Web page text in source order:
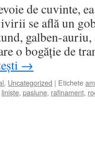
de cuvinte,
se află un
galben-
o bogăție de
→
, Uncategorized | Etichete
liniște, pasiune, rafinament,